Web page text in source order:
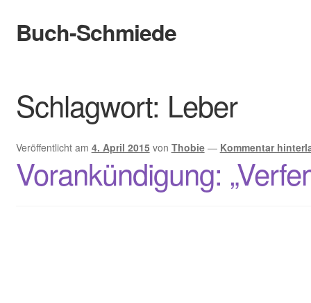
Zur
Navigation
Zum
Inhalt
Buch-Schmiede
Cookie-Richtlinie (EU)
Datenschutzerklärung
Infos
Schlagwort: Leber
Veröffentlicht am 4. April 2015 von Thobie — Kommentar
Vorankündigung: